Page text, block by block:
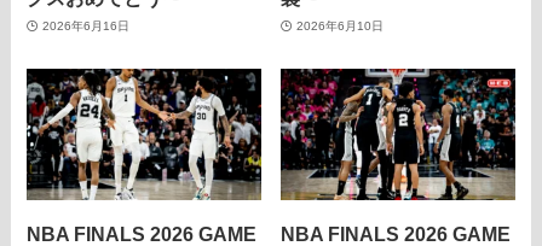
2026年6月16日 2026年6月10日
NBA FINALS 2026 GAME
NBA FINALS 2026 GAME